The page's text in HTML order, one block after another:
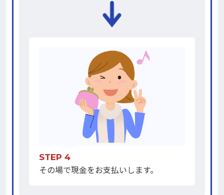
STEP 4
その場で現金をお支払いします。